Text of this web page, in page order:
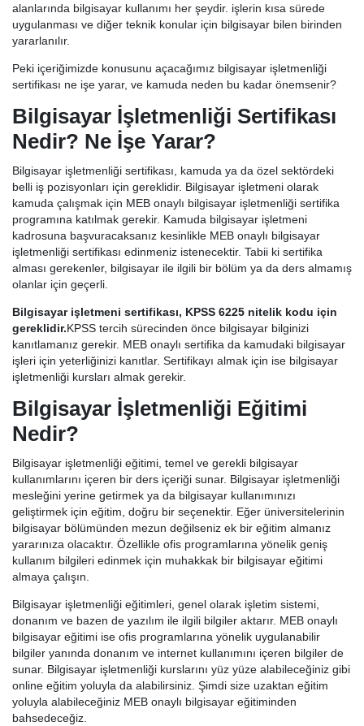
alanlarında bilgisayar kullanımı her şeydir. işlerin kısa sürede
uygulanması ve diğer teknik konular için bilgisayar bilen birinden
yararlanılır.
Peki içeriğimizde konusunu açacağımız bilgisayar işletmenliği
sertifikası ne işe yarar, ve kamuda neden bu kadar önemsenir?
Bilgisayar İşletmenliği Sertifikası
Nedir? Ne İşe Yarar?
Bilgisayar işletmenliği sertifikası, kamuda ya da özel sektördeki
belli iş pozisyonları için gereklidir. Bilgisayar işletmeni olarak
kamuda çalışmak için MEB onaylı bilgisayar işletmenliği sertifika
programına katılmak gerekir. Kamuda bilgisayar işletmeni
kadrosuna başvuracaksanız kesinlikle MEB onaylı bilgisayar
işletmenliği sertifikası edinmeniz istenecektir. Tabii ki sertifika
alması gerekenler, bilgisayar ile ilgili bir bölüm ya da ders almamış
olanlar için geçerli.
Bilgisayar işletmeni sertifikası, KPSS 6225 nitelik kodu için
gereklidir.KPSS tercih sürecinden önce bilgisayar bilginizi
kanıtlamanız gerekir. MEB onaylı sertifika da kamudaki bilgisayar
işleri için yeterliğinizi kanıtlar. Sertifikayı almak için ise bilgisayar
işletmenliği kursları almak gerekir.
Bilgisayar İşletmenliği Eğitimi
Nedir?
Bilgisayar işletmenliği eğitimi, temel ve gerekli bilgisayar
kullanımlarını içeren bir ders içeriği sunar. Bilgisayar işletmenliği
mesleğini yerine getirmek ya da bilgisayar kullanımınızı
geliştirmek için eğitim, doğru bir seçenektir. Eğer üniversitelerinin
bilgisayar bölümünden mezun değilseniz ek bir eğitim almanız
yararınıza olacaktır. Özellikle ofis programlarına yönelik geniş
kullanım bilgileri edinmek için muhakkak bir bilgisayar eğitimi
almaya çalışın.
Bilgisayar işletmenliği eğitimleri, genel olarak işletim sistemi,
donanım ve bazen de yazılım ile ilgili bilgiler aktarır. MEB onaylı
bilgisayar eğitimi ise ofis programlarına yönelik uygulanabilir
bilgiler yanında donanım ve internet kullanımını içeren bilgiler de
sunar. Bilgisayar işletmenliği kurslarını yüz yüze alabileceğiniz gibi
online eğitim yoluyla da alabilirsiniz. Şimdi size uzaktan eğitim
yoluyla alabileceğiniz MEB onaylı bilgisayar eğitiminden
bahsedeceğiz.